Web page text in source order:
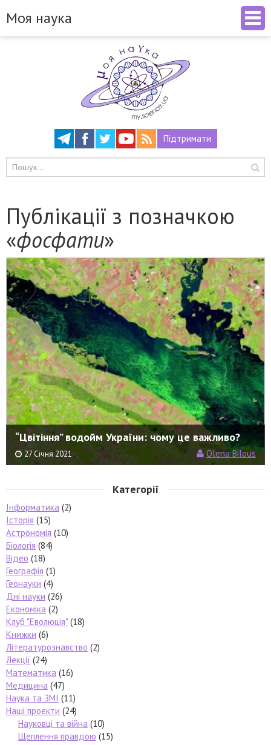
Підтримати
Моя наука
Публікації з позначкою
«фосфати»
“Цвітіння” водойм України: чому це важливо?
27 Січня 2021 Olena Bilous
Категорії
Інформатика (2)
Історія (15)
Астрономія (10)
Біологія (84)
Відео (18)
Географія (1)
Геонауки (4)
Дні науки (26)
Економіка (2)
Клуб "Еволюція" (18)
Книжки (6)
Літературознавство (2)
Лекції (24)
Математика (16)
Медицина (47)
Наука та ЗМІ (11)
Наші проєкти (24)
Науковці та війна (10)
Щеплення правдою (15)